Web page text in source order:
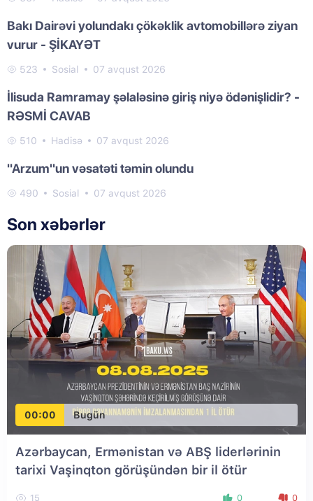
Bakı Dairəvi yolundakı çökəklik avtomobillərə ziyan
vurur - ŞİKAYƏT
523 Sosial 07 avqust 2026
İlisuda Ramramay şəlaləsinə giriş niyə ödənişlidir? -
RƏSMİ CAVAB
510 Hadisə 07 avqust 2026
"Arzum"un vəsatəti təmin olundu
490 Sosial 07 avqust 2026
Son xəbərlər
00:00 Bugün
Azərbaycan, Ermənistan və ABŞ liderlərinin
tarixi Vaşinqton görüşündən bir il ötür
15 0 0